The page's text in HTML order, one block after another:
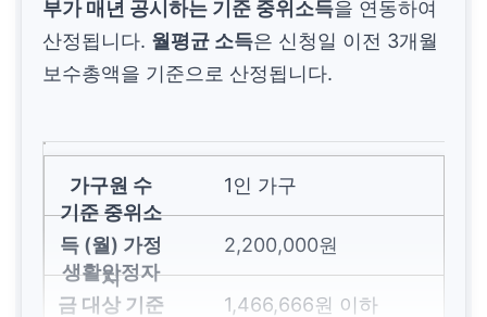
부가 매년 공시하는 기준 중위소득을 연동하여
산정됩니다. 월평균 소득은 신청일 이전 3개월
보수총액을 기준으로 산정됩니다.
1인 가구
2,200,000원
1,466,666원 이하